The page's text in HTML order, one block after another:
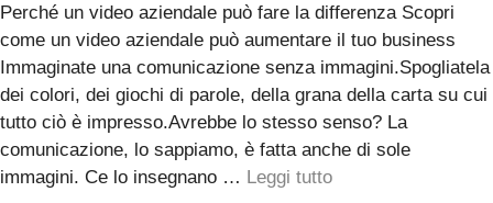
Perché un video aziendale può fare la differenza Scopri
come un video aziendale può aumentare il tuo business
Immaginate una comunicazione senza immagini.Spogliatela
dei colori, dei giochi di parole, della grana della carta su cui
tutto ciò è impresso.Avrebbe lo stesso senso? La
comunicazione, lo sappiamo, è fatta anche di sole
immagini. Ce lo insegnano … Leggi tutto